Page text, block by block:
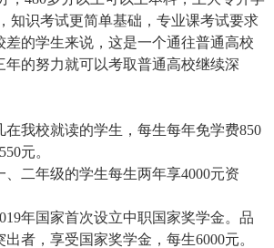
知识考试更简单基础，专业课考试要求
差的学生来说，这是一个通往普通高校
年的努力就可以考取普通高校继续深
在我校就读的学生，每生每年免学费850
元。
、二年级的学生每生两年享4000元资
年国家首次设立中职国家奖学金。品
者，享受国家奖学金，每生6000元。